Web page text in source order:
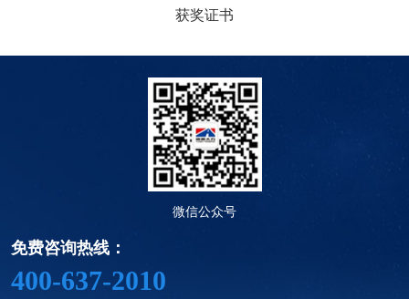
获奖证书
微信公众号
免费咨询热线：
400-637-2010